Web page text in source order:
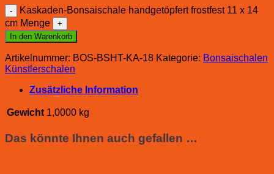
Kaskaden-Bonsaischale handgetöpfert frostfest 11 x 14
cm Menge
In den Warenkorb
Artikelnummer: BOS-BSHT-KA-18 Kategorie: Bonsaischalen
Künstlerschalen
Zusätzliche Information
Gewicht 1,0000 kg
Das könnte Ihnen auch gefallen …